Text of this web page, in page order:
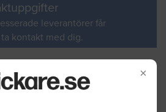
×
leverantörer får
kontakt med dig.